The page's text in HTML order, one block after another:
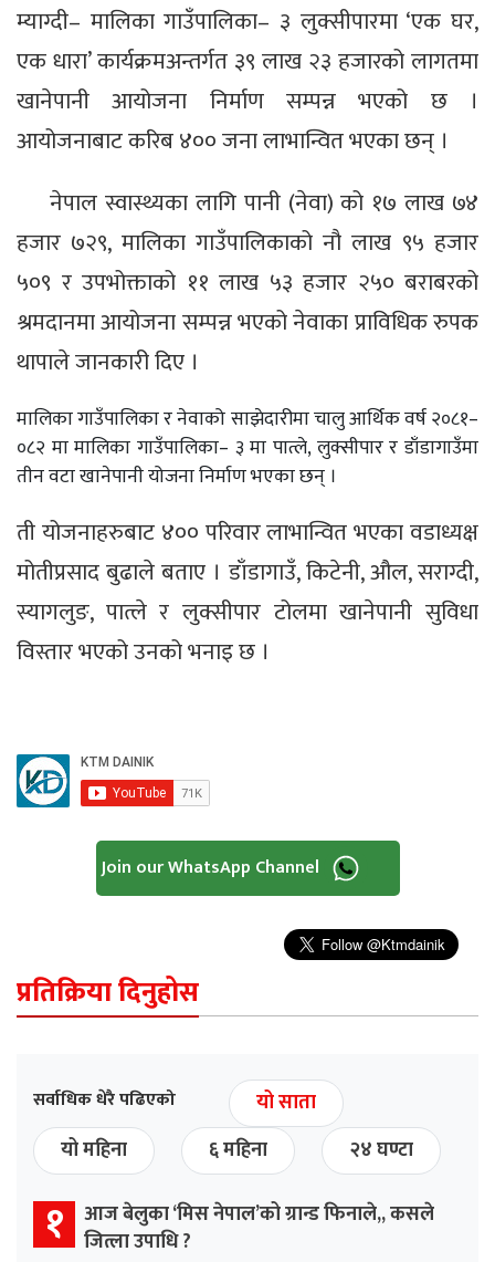
म्याग्दी– मालिका गाउँपालिका– ३ लुक्सीपारमा ‘एक घर,
एक धारा’ कार्यक्रमअन्तर्गत ३९ लाख २३ हजारको लागतमा
खानेपानी आयोजना निर्माण सम्पन्न भएको छ ।
आयोजनाबाट करिब ४०० जना लाभान्वित भएका छन् ।
नेपाल स्वास्थ्यका लागि पानी (नेवा) को १७ लाख ७४
हजार ७२९, मालिका गाउँपालिकाको नौ लाख ९५ हजार
५०९ र उपभोक्ताको ११ लाख ५३ हजार २५० बराबरको
श्रमदानमा आयोजना सम्पन्न भएको नेवाका प्राविधिक रुपक
थापाले जानकारी दिए ।
मालिका गाउँपालिका र नेवाको साझेदारीमा चालु आर्थिक वर्ष २०८१–
०८२ मा मालिका गाउँपालिका– ३ मा पात्ले, लुक्सीपार र डाँडागाउँमा
तीन वटा खानेपानी योजना निर्माण भएका छन् ।
ती योजनाहरुबाट ४०० परिवार लाभान्वित भएका वडाध्यक्ष
मोतीप्रसाद बुढाले बताए । डाँडागाउँ, किटेनी, औल, सराग्दी,
स्यागलुङ, पात्ले र लुक्सीपार टोलमा खानेपानी सुविधा
विस्तार भएको उनको भनाइ छ ।
Join our WhatsApp Channel
प्रतिक्रिया दिनुहोस
सर्वाधिक धेरै पढिएको
यो साता
यो महिना
६ महिना २४ घण्टा
१ आज बेलुका ‘मिस नेपाल’को ग्रान्ड फिनाले,, कसले
जित्ला उपाधि ?